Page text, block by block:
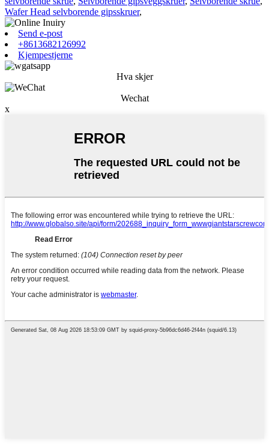
Wafer Head selvborende gipsskruer,
Send e-post
+8613682126992
Kjempestjerne
Hva skjer
Wechat
x